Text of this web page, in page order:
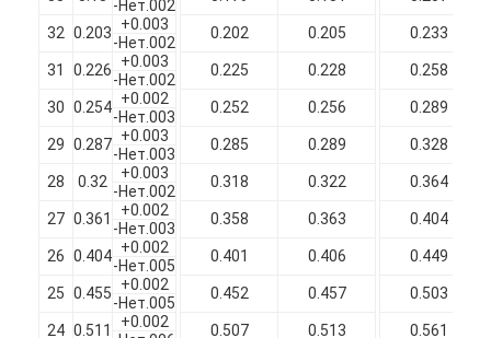
Высокотемпературный магнитный провод
-Нет.002
32 0.203 +0.003 0.202 0.205 0.233
-Нет.002
31
0.226 +0.003 0.225 0.228 0.258
-Нет.002
30 0.254 +0.002 0.252 0.256 0.289
-Нет.003
29 0.287 +0.003 0.285 0.289 0.328
-Нет.003
28
0.32 +0.003 0.318 0.322 0.364
-Нет.002
27 0.361 +0.002 0.358 0.363 0.404
-Нет.003
26 0.404 +0.002 0.401 0.406 0.449
-Нет.005
25 0.455 +0.002 0.452 0.457 0.503
-Нет.005
24 0.511 +0.002 0.507 0.513 0.561